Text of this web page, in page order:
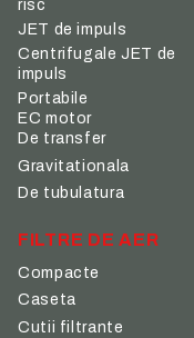
risc
JET de impuls
Centrifugale JET de
impuls
Portabile
EC motor
De transfer
Gravitationala
De tubulatura
FILTRE DE AER
Compacte
Caseta
Cutii filtrante